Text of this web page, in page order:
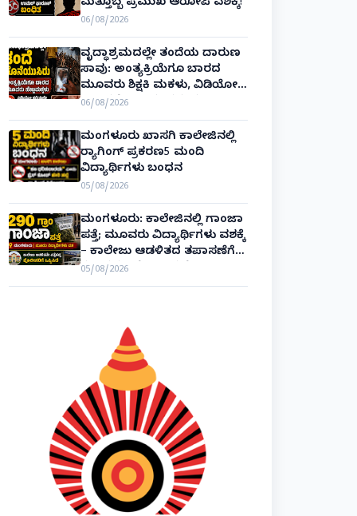
ಮತ್ತೊಬ್ಬ ಪ್ರಮುಖ ಆರೋಪಿ ವಶಕ್ಕೆ!
06/08/2026
ವೃದ್ಧಾಶ್ರಮದಲ್ಲೇ ತಂದೆಯ ದಾರುಣ
ಸಾವು: ಅಂತ್ಯಕ್ರಿಯೆಗೂ ಬಾರದ
ಮೂವರು ಶಿಕ್ಷಕಿ ಮಕಳು, ವಿಡಿಯೋ
ಕಾಲಿನಲ್ಲೇ ಅಂತಿಮ ದರ್ಶನ!
06/08/2026
ಮಂಗಳೂರು ಖಾಸಗಿ ಕಾಲೇಜಿನಲ್ಲಿ
ರ‌್ಯಾಗಿಂಗ್ ಪ್ರಕರಣ5 ಮಂದಿ
ವಿದ್ಯಾರ್ಥಿಗಳು ಬಂಧನ
05/08/2026
ಮಂಗಳೂರು: ಕಾಲೇಜಿನಲ್ಲಿ ಗಾಂಜಾ
ಪತ್ತೆ; ಮೂವರು ವಿದ್ಯಾರ್ಥಿಗಳು ವಶಕ್ಕೆ
– ಕಾಲೇಜು ಆಡಳಿತದ ತಪಾಸಣೆಗೆ
ಕಮಿಷನರ್ ರೆಡ್ಡಿ ಶ್ಲಾಘನೆ!
05/08/2026